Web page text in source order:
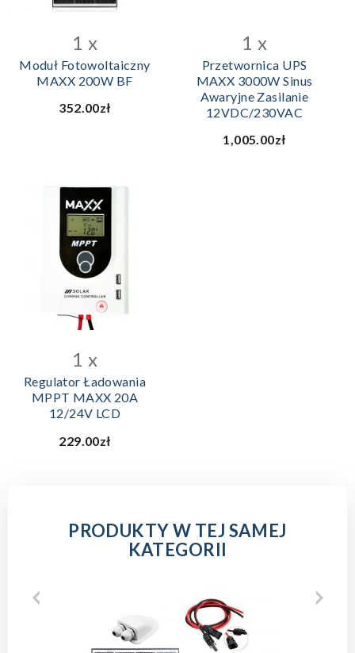
1 x
Moduł Fotowoltaiczny
MAXX 200W BF
352.00zł
1 x
Przetwornica UPS
MAXX 3000W Sinus
Awaryjne Zasilanie
12VDC/230VAC
1,005.00zł
DODAJ DO KOSZYKA
1 x
Regulator Ładowania
MPPT MAXX 20A
12/24V LCD
229.00zł
PRODUKTY W TEJ SAMEJ
KATEGORII